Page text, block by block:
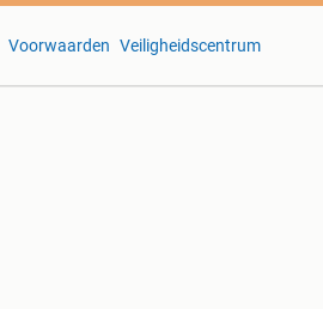
Voorwaarden Veiligheidscentrum